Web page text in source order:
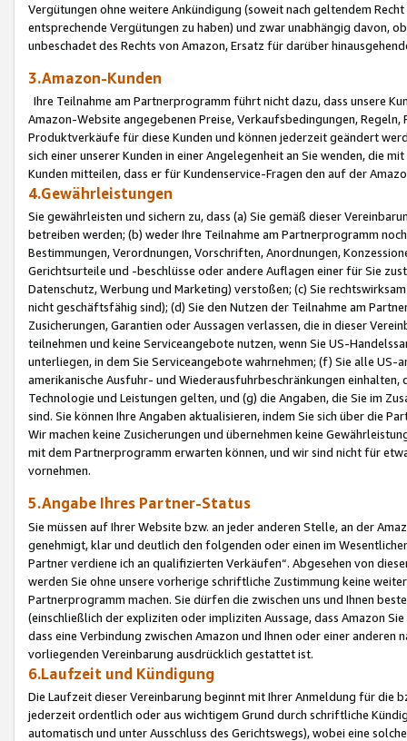
Vergütungen ohne weitere Ankündigung (soweit nach geltendem
entsprechende Vergütungen zu haben) und zwar unabhängig davon,
unbeschadet des Rechts von Amazon, Ersatz für darüber
3.Amazon-Kunden
Ihre Teilnahme am Partnerprogramm führt nicht dazu, dass unsere
Amazon-Website angegebenen Preise, Verkaufsbedingungen,
Produktverkäufe für diese Kunden und können jederzeit geändert
sich einer unserer Kunden in einer Angelegenheit an Sie wenden, die
Kunden mitteilen, dass er für Kundenservice-Fragen den auf der
4.Gewährleistungen
Sie gewährleisten und sichern zu, dass (a) Sie gemäß dieser
betreiben werden; (b) weder Ihre Teilnahme am Partnerprogramm
Bestimmungen, Verordnungen, Vorschriften, Anordnungen,
Gerichtsurteile und -beschlüsse oder andere Auflagen einer für Sie
Datenschutz, Werbung und Marketing) verstoßen; (c) Sie
nicht geschäftsfähig sind); (d) Sie den Nutzen der Teilnahme am
Zusicherungen, Garantien oder Aussagen verlassen, die in dieser
teilnehmen und keine Serviceangebote nutzen, wenn Sie US-
unterliegen, in dem Sie Serviceangebote wahrnehmen; (f) Sie alle
amerikanische Ausfuhr- und Wiederausfuhrbeschränkungen
Technologie und Leistungen gelten, und (g) die Angaben, die Sie im
sind. Sie können Ihre Angaben aktualisieren, indem Sie sich über die
Wir machen keine Zusicherungen und übernehmen keine
mit dem Partnerprogramm erwarten können, und wir sind nicht für
vornehmen.
5.Angabe Ihres Partner-Status
Sie müssen auf Ihrer Website bzw. an jeder anderen Stelle, an der
genehmigt, klar und deutlich den folgenden oder einen im
Partner verdiene ich an qualifizierten Verkäufen“. Abgesehen von
werden Sie ohne unsere vorherige schriftliche Zustimmung keine
Partnerprogramm machen. Sie dürfen die zwischen uns und Ihnen
(einschließlich der expliziten oder impliziten Aussage, dass Amazon
dass eine Verbindung zwischen Amazon und Ihnen oder einer
vorliegenden Vereinbarung ausdrücklich gestattet ist.
6.Laufzeit und Kündigung
Die Laufzeit dieser Vereinbarung beginnt mit Ihrer Anmeldung für die
jederzeit ordentlich oder aus wichtigem Grund durch schriftliche
automatisch und unter Ausschluss des Gerichtswegs), wobei eine